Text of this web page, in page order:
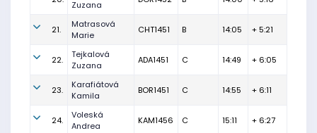
Zuzana
21.
Matrasová
Marie
CHT1451 B 14:05 + 5:21
22.
Tejkalová
Zuzana
ADA1451 C 14:49 + 6:05
23.
Karafiátová
Kamila
BOR1451 C 14:55 + 6:11
24.
Voleská
Andrea
KAM1456 C 15:11 + 6:27